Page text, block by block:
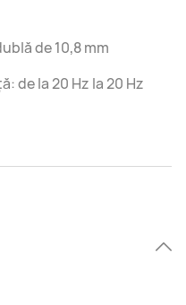
de 10,8 mm
de la 20 Hz la 20 Hz